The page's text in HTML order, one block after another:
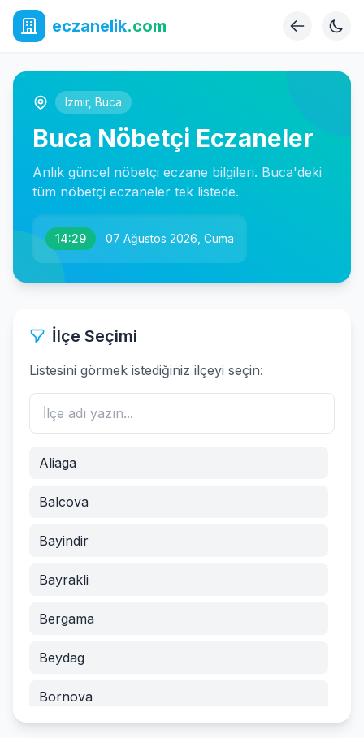
eczanelik.com
Izmir, Buca
Buca Nöbetçi Eczaneler
Anlık güncel nöbetçi eczane bilgileri. Buca'deki
tüm nöbetçi eczaneler tek listede.
14:29 07 Ağustos 2026, Cuma
İlçe Seçimi
Listesini görmek istediğiniz ilçeyi seçin:
Aliaga
Balcova
Bayindir
Bayrakli
Bergama
Beydag
Bornova